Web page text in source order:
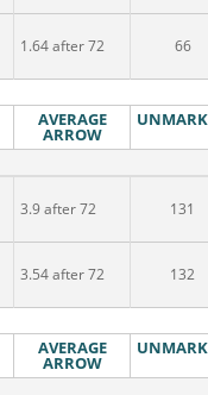
1.64 after 72 66
AVERAGE
ARROW
3.9 after 72 131
3.54 after 72 132
AVERAGE
ARROW